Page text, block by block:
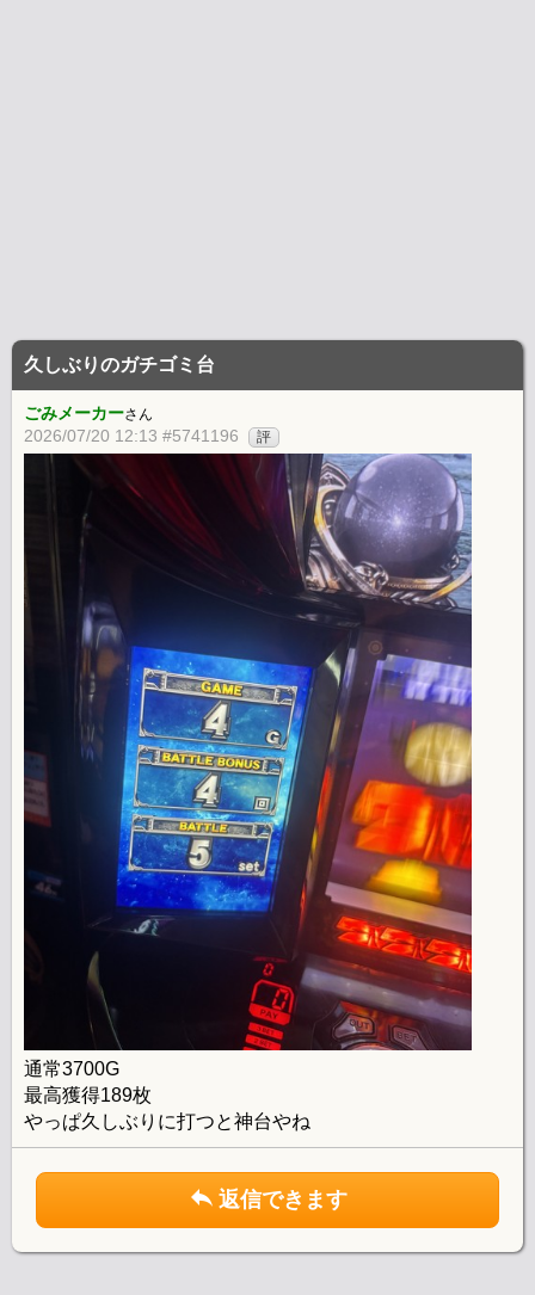
久しぶりのガチゴミ台
ごみメーカーさん
2026/07/20 12:13 #5741196 評
通常3700G
最高獲得189枚
やっぱ久しぶりに打つと神台やね
返信できます